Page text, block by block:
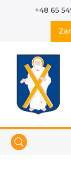
+48 65
Wyszukaj w